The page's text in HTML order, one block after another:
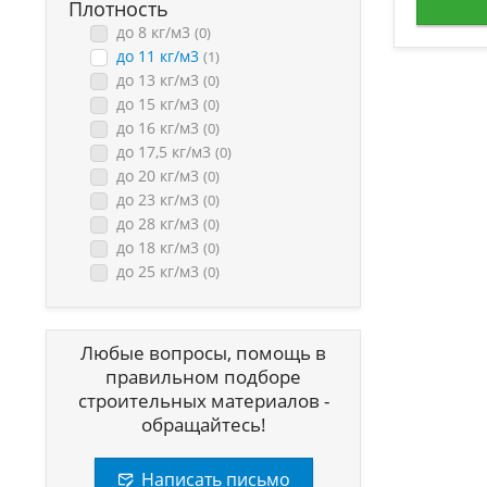
Плотность
до 8 кг/м3 (0)
до 11 кг/м3 (1)
до 13 кг/м3 (0)
до 15 кг/м3 (0)
до 16 кг/м3 (0)
до 17,5 кг/м3 (0)
до 20 кг/м3 (0)
до 23 кг/м3 (0)
до 28 кг/м3 (0)
до 18 кг/м3 (0)
до 25 кг/м3 (0)
Любые вопросы, помощь в
правильном подборе
строительных материалов -
обращайтесь!
Написать письмо